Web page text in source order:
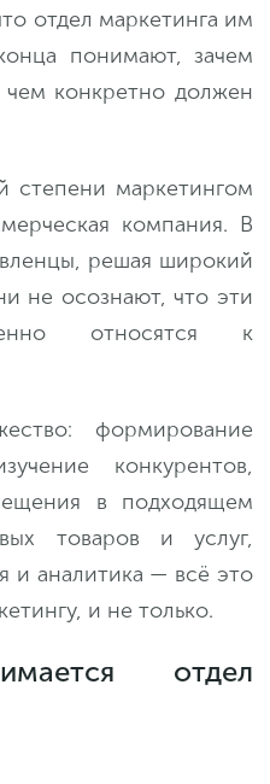
отдел маркетинга им
понимают, зачем
конкретно должен
маркетингом
компания. В
решая широкий
не осознают, что эти
относятся к
формирование
конкурентов,
в подходящем
товаров и услуг,
и аналитика — всё это
и не только.
отдел